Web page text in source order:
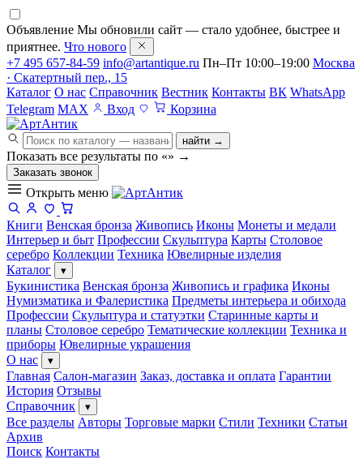
Объявление Мы обновили сайт — стало удобнее, быстрее и
приятнее. Что нового
+7 495 657-84-59 info@artantique.ru Пн–Пт 10:00–19:00 Москва
· Скатертный пер., 15
Каталог О нас Справочник Вестник Контакты ВК WhatsApp
Telegram MAX Вход Корзина
найти →
Показать все результаты по «» →
Заказать звонок
Открыть меню
Книги Венская бронза Живопись Иконы Монеты и медали
Интерьер и быт Профессии Скульптура Карты Столовое
серебро Коллекции Техника Ювелирные изделия
Каталог
▾
Букинистика Венская бронза Живопись и графика Иконы
Нумизматика и Фалеристика Предметы интерьера и обихода
Профессии Скульптура и статуэтки Старинные карты и
планы Столовое серебро Тематические коллекции Техника и
приборы Ювелирные украшения
О нас
▾
Главная Салон-магазин Заказ, доставка и оплата Гарантии
История Отзывы
Справочник
▾
Все разделы Авторы Торговые марки Стили Техники Статьи
Архив
Поиск Контакты